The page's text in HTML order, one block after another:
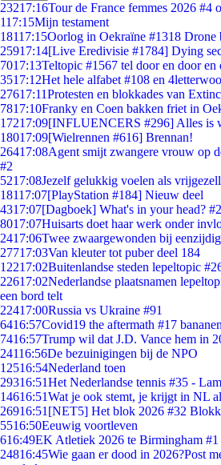
23217:16Tour de France femmes 2026 #4
117:15Mijn testament
18117:15Oorlog in Oekraïne #1318 Drone
25917:14[Live Eredivisie #1784] Dying
7017:13Teltopic #1567 tel door en door en
3517:12Het hele alfabet #108 en
27617:11Protesten en blokkades van
7817:10Franky en Coen bakken friet in
17217:09[INFLUENCERS #296] Alles is
18017:09[Wielrennen #616] Brennan!
26417:08Agent smijt zwangere vrouw op
#2
5217:08Jezelf gelukkig voelen als
18117:07[PlayStation #184] Nieuw deel
4317:07[Dagboek] What's in your head? #2
8017:07Huisarts doet haar werk onder
2417:06Twee zwaargewonden bij
27717:03Van kleuter tot puber deel 184
12217:02Buitenlandse steden lepeltopic
22617:02Nederlandse plaatsnamen
een bord telt
22417:00Russia vs Ukraine #91
6416:57Covid19 the aftermath #17
7416:57Trump wil dat J.D. Vance hem in
24116:56De bezuinigingen bij de NPO
12516:54Nederland toen
29316:51Het Nederlandse tennis #35 -
14616:51Wat je ook stemt, je krijgt in NL
26916:51 [NET5] Het blok 2026 #32
5516:50Eeuwig voortleven
616:49EK Atletiek 2026 te Birmingham #1
24816:45Wie gaan er dood in 2026?Post